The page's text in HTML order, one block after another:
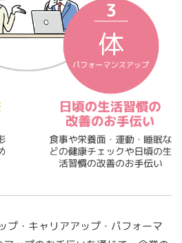
プ・キャリアアップ・パフォーマ